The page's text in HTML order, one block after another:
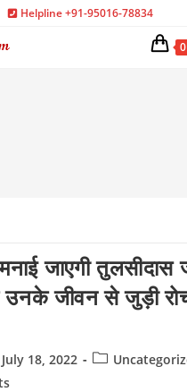
Helpline +91-95016-78834
0
जाएगी तुलसीदास
जीवन से जुड़ी
July 18, 2022
Post